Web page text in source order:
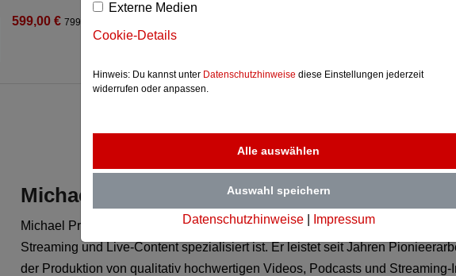
599,00 € 799,00 EUR
Michael Praetorius
Michael Praetorius ist Medienproduzent und Digital Marketing Stratege, der auf
Streaming und Live-Content spezialisiert ist. Er leistet seit Jahren
der Produktion von qualitativ hochwertigen Videos, Podcasts und Streaming-
Externe Medien
Cookie-Details
Hinweis: Du kannst unter Datenschutzhinweise diese Einstellungen jederzeit
widerrufen oder anpassen.
Alle auswählen
Auswahl speichern
Datenschutzhinweise Impressum